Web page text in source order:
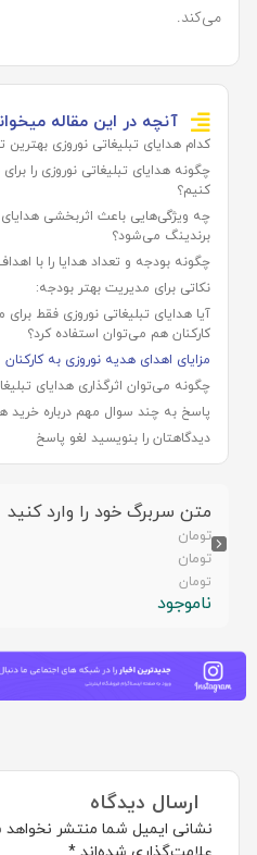
می‌کند.
آنچه در این مقاله
کدام هدایای تبلیغاتی نوروزی بهترین
چگونه هدایای تبلیغاتی نوروزی را
کنیم؟
چه ویژگی‌هایی باعث اثربخشی هدایای
برندینگ می‌شود؟
چگونه بودجه و تعداد هدایا را با
نکاتی برای مدیریت بهتر بودجه:
آیا هدایای تبلیغاتی نوروزی فقط
کارکنان هم می‌توان استفاده کرد؟
مزایای اهدای هدیه نوروزی به کارکنان
چگونه می‌توان اثرگذاری هدایای
پاسخ به چند سوال مهم درباره خرید
دیدگاهتان را بنویسید لغو پاسخ
متن سربرگ خود را وارد کنید
تومان
تومان
تومان
ناموجود
ارسال دیدگاه
نشانی ایمیل شما منتشر